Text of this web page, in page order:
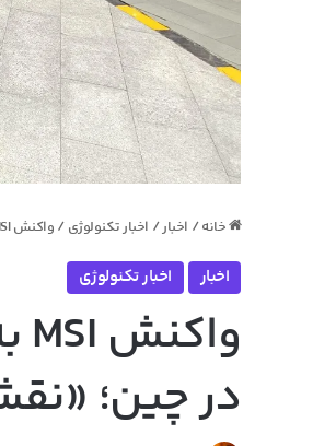
خانه / اخبار / اخبار تکنولوژی / واکنش MSI به فروش کارت گرافیک RTX 5090 در چین؛ «نقشی نداشتیم»!
اخبار اخبار تکنولوژی
در چین؛